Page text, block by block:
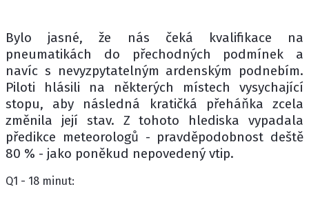
Bylo jasné, že nás čeká kvalifikace na
pneumatikách do přechodných podmínek a
navíc s nevyzpytatelným ardenským podnebím.
Piloti hlásili na některých místech vysychající
stopu, aby následná kratičká přeháňka zcela
změnila její stav. Z tohoto hlediska vypadala
předikce meteorologů - pravděpodobnost deště
80 % - jako poněkud nepovedený vtip.
Q1 - 18 minut: